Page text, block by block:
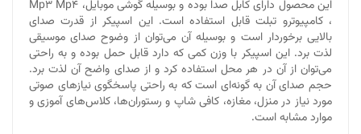
این محصول دارای کابل صدا بوده و بوسیله گوشی موبایل، Mp3 Mp4
، کامپیوترو تبلت قابل استفاده است. این اسپیکر از قدرت صدای
بالایی برخوردار است و بوسیله آن می‌توان از وضوح صدای موسیقی
لذت برد. این اسپیکر با وزن کمی که دارد قابل حمل بوده و به راحتی
می‌توان از آن در هر محل استفاده کرد و از صدای واضح آن لذت برد.
حجم صدای آن به گونه‌ای است که به راحتی پاسخگوی نیازهای صوتی
مورد نیاز در منزل، مغازه، کافی شاپ و رستوران‌ها، کلاس‌های آموزی و
موارد مشابه است.